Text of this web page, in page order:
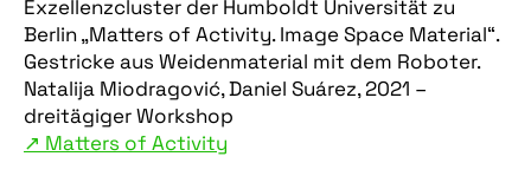
Exzellenzcluster der Humboldt Universität zu
Berlin „Matters of Activity. Image Space Material“.
Gestricke aus Weidenmaterial mit dem Roboter.
Natalija Miodragović, Daniel Suárez, 2021 –
dreitägiger Workshop
↗︎ Matters of Activity